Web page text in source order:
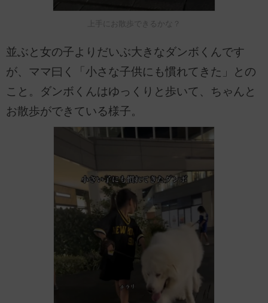
上手にお散歩できるかな？
並ぶと女の子よりだいぶ大きなダンボくんです
が、ママ曰く「小さな子供にも慣れてきた」との
こと。ダンボくんはゆっくりと歩いて、ちゃんと
お散歩ができている様子。